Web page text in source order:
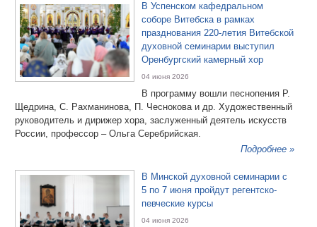
В Успенском кафедральном
соборе Витебска в рамках
празднования 220-летия Витебской
духовной семинарии выступил
Оренбургский камерный хор
04 июня 2026
В программу вошли песнопения Р.
Щедрина, С. Рахманинова, П. Чеснокова и др. Художественный
руководитель и дирижер хора, заслуженный деятель искусств
России, профессор – Ольга Серебрийская.
Подробнее »
В Минской духовной семинарии с
5 по 7 июня пройдут регентско-
певческие курсы
04 июня 2026